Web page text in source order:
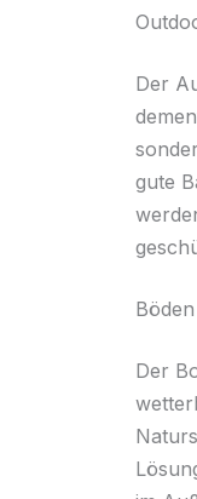
Der
gute
Der